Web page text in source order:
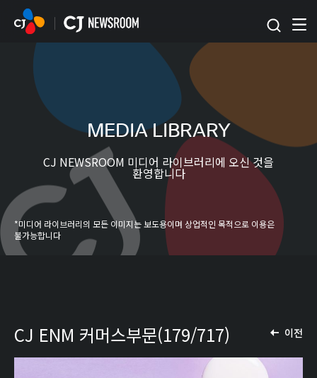
본문 바로가기
MEDIA LIBRARY
CJ NEWSROOM 미디어 라이브러리에 오신 것을
환영합니다
*미디어 라이브러리의 모든 이미지는 보도용이며 상업적인 목적으로 이용은
불가능합니다
이전
CJ ENM 커머스부문(179/717)